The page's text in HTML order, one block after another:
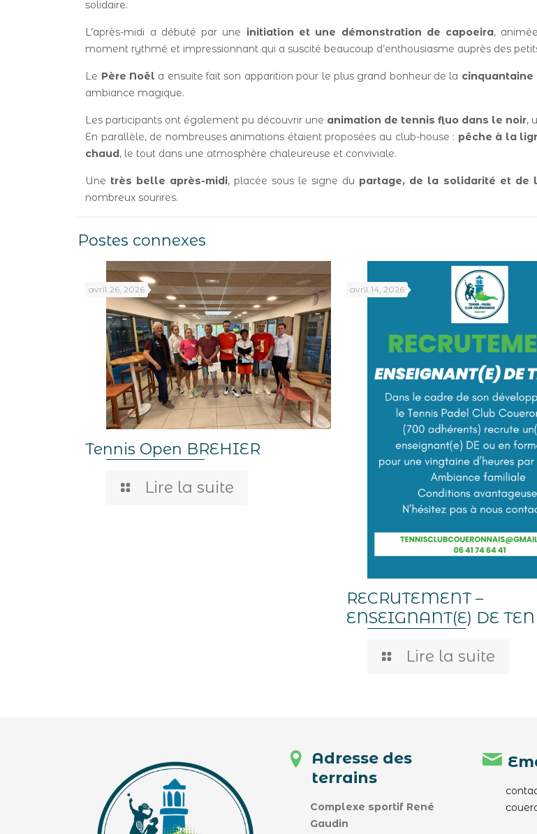
solidaire.
L’après-midi a débuté par une initiation et une démonstration de capoeira,
moment rythmé et impressionnant qui a suscité beaucoup d’enthousiasme auprès des
Le Père Noël a ensuite fait son apparition pour le plus grand bonheur de la cinquantaine
ambiance magique.
Les participants ont également pu découvrir une animation de tennis fluo dans le noir,
En parallèle, de nombreuses animations étaient proposées au club-house : pêche à la
chaud, le tout dans une atmosphère chaleureuse et conviviale.
Une très belle après-midi, placée sous le signe du partage, de la solidarité et de
nombreux sourires.
Postes connexes
avril 26, 2026
Tennis Open BREHIER
Lire la suite
avril 14, 2026
RECRUTEMENT –
ENSEIGNANT(E) DE
Lire la suite
Adresse des
terrains
Complexe sportif René
Gaudin